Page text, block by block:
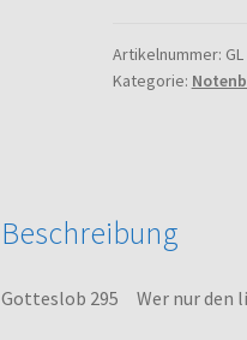
den
lieben
Menge
Artikelnummer:
Kategorie:
Beschreibung
Gotteslob 295 Wer nur den